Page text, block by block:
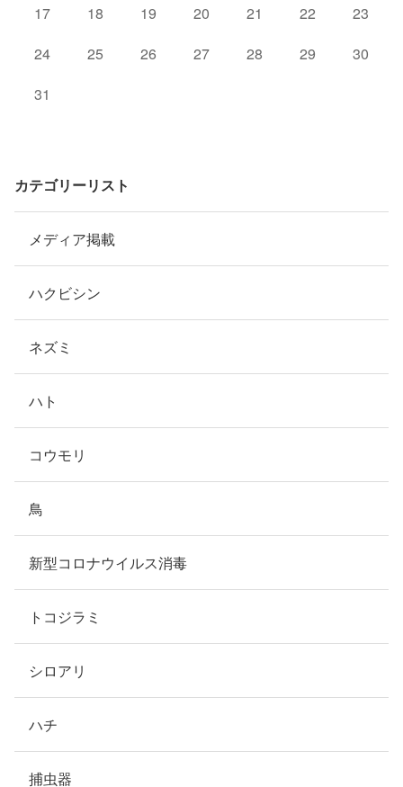
17
18 19 20 21 22
23
24
25 26 27 28 29
30
31
カテゴリーリスト
メディア掲載
ハクビシン
ネズミ
ハト
コウモリ
鳥
新型コロナウイルス消毒
トコジラミ
シロアリ
ハチ
捕虫器